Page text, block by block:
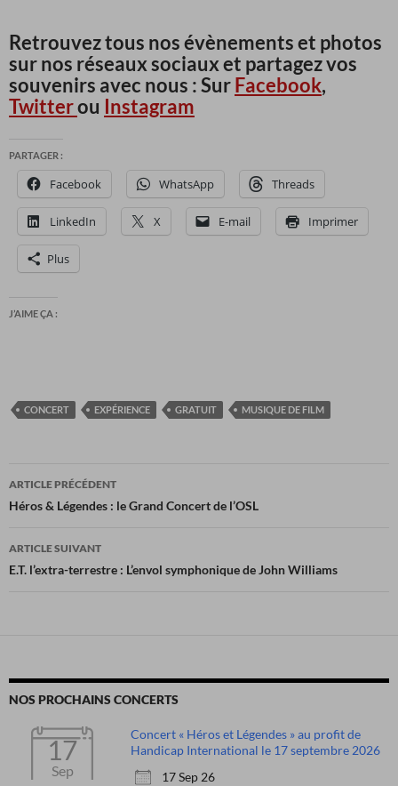
Retrouvez tous nos évènements et photos
sur nos réseaux sociaux et partagez vos
souvenirs avec nous : SurFacebook,
Twitterou Instagram
PARTAGER :
Facebook WhatsApp Threads
LinkedIn X E-mail Imprimer
Plus
J’AIME ÇA :
CONCERT EXPÉRIENCE GRATUIT MUSIQUE DE FILM
Navigation
des
articles
ARTICLE PRÉCÉDENT
Héros & Légendes : le Grand Concert de l’OSL
ARTICLE SUIVANT
E.T. l’extra-terrestre : L’envol symphonique de John Williams
NOS PROCHAINS CONCERTS
17
Sep
Concert « Héros et Légendes » au profit de
Handicap International le 17 septembre 2026
17 Sep 26